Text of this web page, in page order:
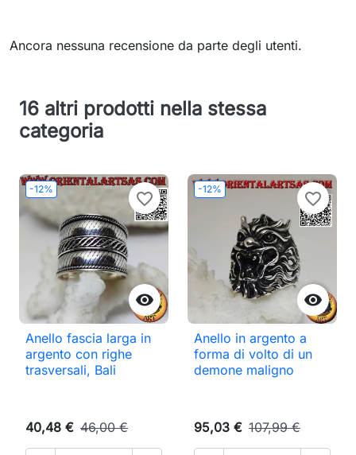
Ancora nessuna recensione da parte degli utenti.
16 altri prodotti nella stessa
categoria
-12%

favorite_border
Anello fascia larga in
argento con righe
trasversali, Bali
40,48 € 46,00 €
-12%

favorite_border
Anello in argento a
forma di volto di un
demone maligno
95,03 € 107,99 €